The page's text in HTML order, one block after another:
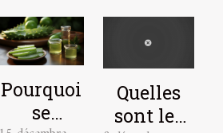
Pourquoi
se
Quelles
sont les